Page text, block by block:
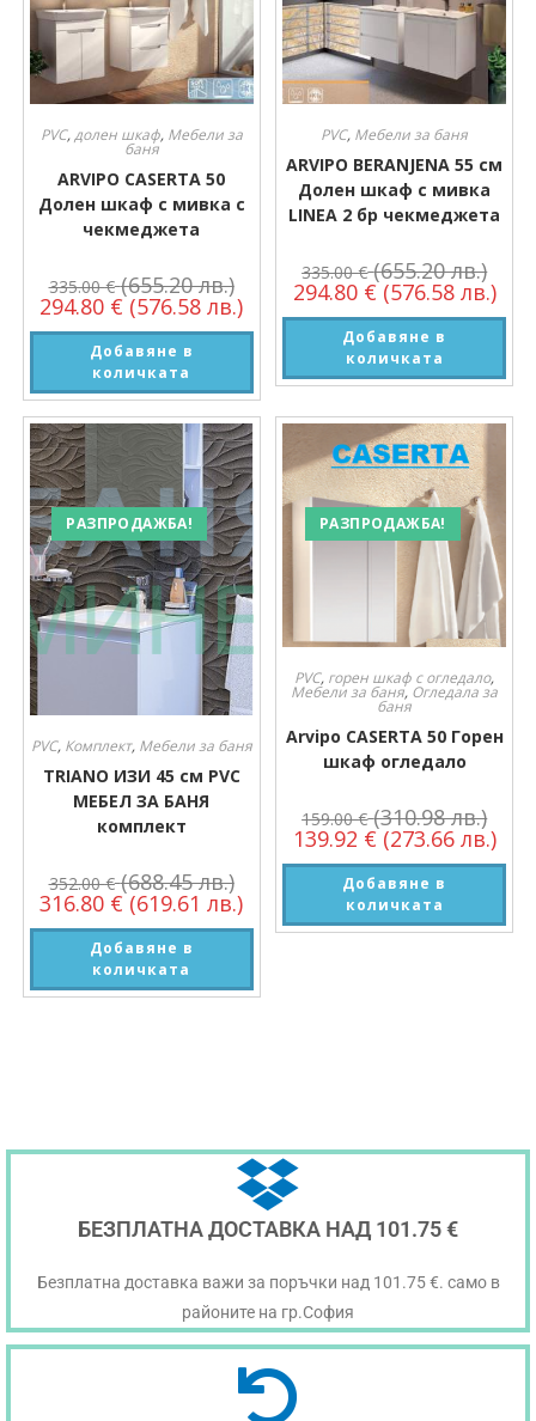
PVC,долен шкаф, Мебели за
баня
ARVIPO CASERTA 50
Долен шкаф с мивка с
чекмеджета
335.00€ (655.20 лв.)
294.80 € (576.58 лв.)
Добавяне в
количката
PVC, Мебели за баня
ARVIPO BERANJENA 55 см
Долен шкаф с мивка
LINEA 2 бр чекмеджета
335.00€ (655.20 лв.)
294.80 € (576.58 лв.)
Добавяне в
количката
РАЗПРОДАЖБА!
PVC, Комплект, Мебели за баня
TRIANO ИЗИ 45 см PVC
МЕБЕЛ ЗА БАНЯ
комплект
352.00€ (688.45 лв.)
316.80 € (619.61 лв.)
Добавяне в
количката
РАЗПРОДАЖБА!
PVC, горен шкаф с огледало,
Мебели за баня, Огледала за
баня
Arvipo CASERTA 50 Горен
шкаф огледало
159.00€ (310.98 лв.)
139.92 € (273.66 лв.)
Добавяне в
количката
БЕЗПЛАТНА ДОСТАВКА НАД 101.75 €
Безплатна доставка важи за поръчки над 101.75 €. само в
районите на гр.София